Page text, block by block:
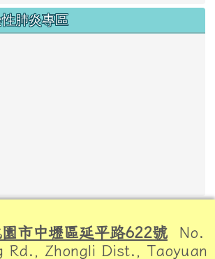
肺炎專區
園市中壢區延平路622號 No.
Rd., Zhongli Dist., Taoyuan